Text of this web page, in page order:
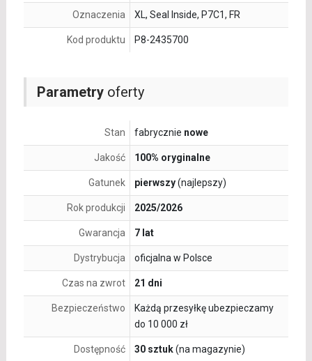
Parametryoferty
Stan fabrycznie nowe
Jakość 100% oryginalne
Gatunek pierwszy(najlepszy)
Rok produkcji 2025/2026
Gwarancja 7 lat
Dystrybucja oficjalna w Polsce
Czas na zwrot 21 dni
Bezpieczeństwo
Każdą przesyłkę ubezpieczamy
do 10 000 zł
Dostępność 30 sztuk(na magazynie)
Oznaczenia XL, Seal Inside, P7C1, FR
Kod produktu P8-2435700